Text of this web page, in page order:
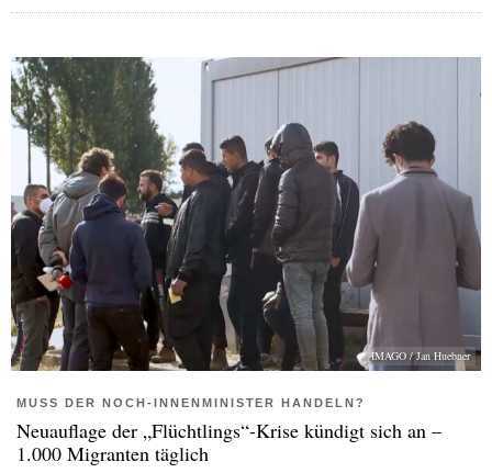
IMAGO / Jan Huebner
MUSS DER NOCH-INNENMINISTER HANDELN?
Neuauflage der „Flüchtlings“-Krise kündigt sich an –
1.000 Migranten täglich